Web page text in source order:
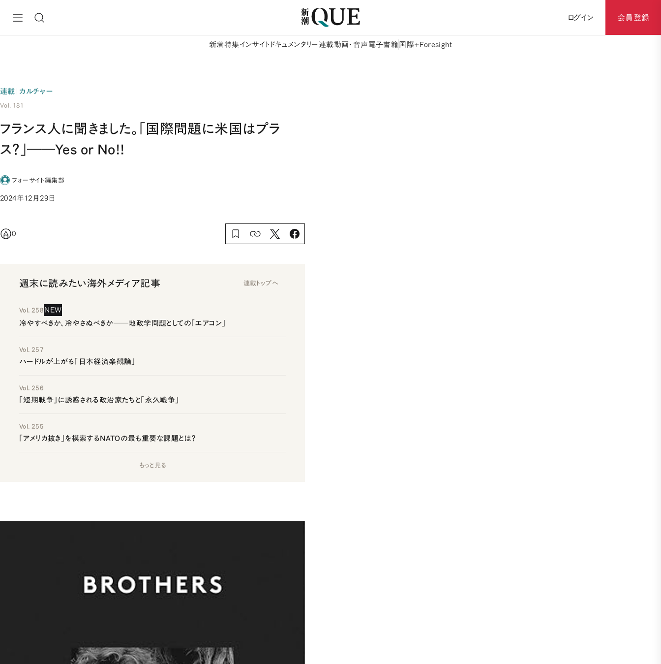
ログイン 会員登録
新着特集 インサイト ドキュメンタリー 連載動画・音声 電子書籍 国際+Foresight
連載｜カルチャー
Vol. 181
フランス人に聞きました。「国際問題に米国はプラ
ス？」――Yes or No!!
フォーサイト編集部
2024年12月29日
0
週末に読みたい海外メディア記事 連載トップへ
Vol. 258 NEW
冷やすべきか、冷やさぬべきか――地政学問題としての「エアコン」
Vol. 257
ハードルが上がる「日本経済楽観論」
Vol. 256
「短期戦争」に誘惑される政治家たちと「永久戦争」
Vol. 255
「アメリカ抜き」を模索するNATOの最も重要な課題とは？
もっと見る